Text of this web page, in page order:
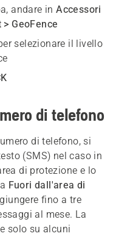
andare inAccessori
GeoFence
selezionare il livello
di telefono
di telefono, si
(SMS) nel caso in
di protezione e lo
Fuori dall'area di
fino a tre
al mese. La
solo su alcuni